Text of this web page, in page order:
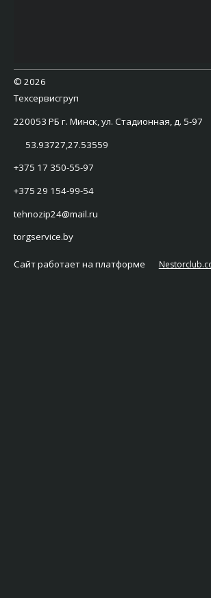
© 2026
Техсервисгруп
220053 РБ г. Минск, ул. Стадионная, д. 5-97
53.93727,27.53559
+375 17 350-55-97
+375 29 154-99-54
tehnozip24@mail.ru
torgservice.by
Сайт работает на платформе